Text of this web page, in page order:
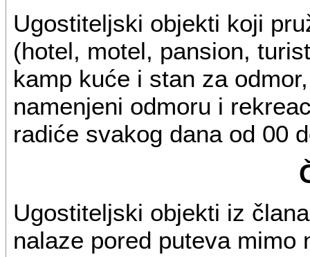
Ugostiteljski objekti koji
(hotel, motel, pansion,
kamp kuće i stan za
namenjeni odmoru i
radiće svakog dana od 00
Ugostiteljski objekti iz
nalaze pored puteva mimo